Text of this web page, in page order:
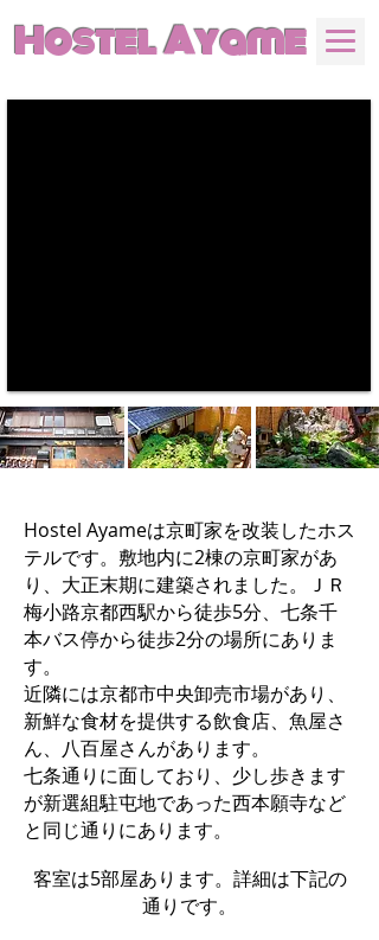
Hostel Ayame
Hostel Ayameは京町家を改装したホス
テルです。敷地内に2棟の京町家があ
り、大正末期に建築されました。ＪＲ
梅小路京都西駅から徒歩5分、七条千
本バス停から徒歩2分の場所にありま
す。
近隣には京都市中央卸売市場があり、
新鮮な食材を提供する飲食店、魚屋さ
ん、八百屋さんがあります。
七条通りに面しており、少し歩きます
が新選組駐屯地であった西本願寺など
と同じ通りにあります。
客室は5部屋あります。詳細は下記の
通りです。